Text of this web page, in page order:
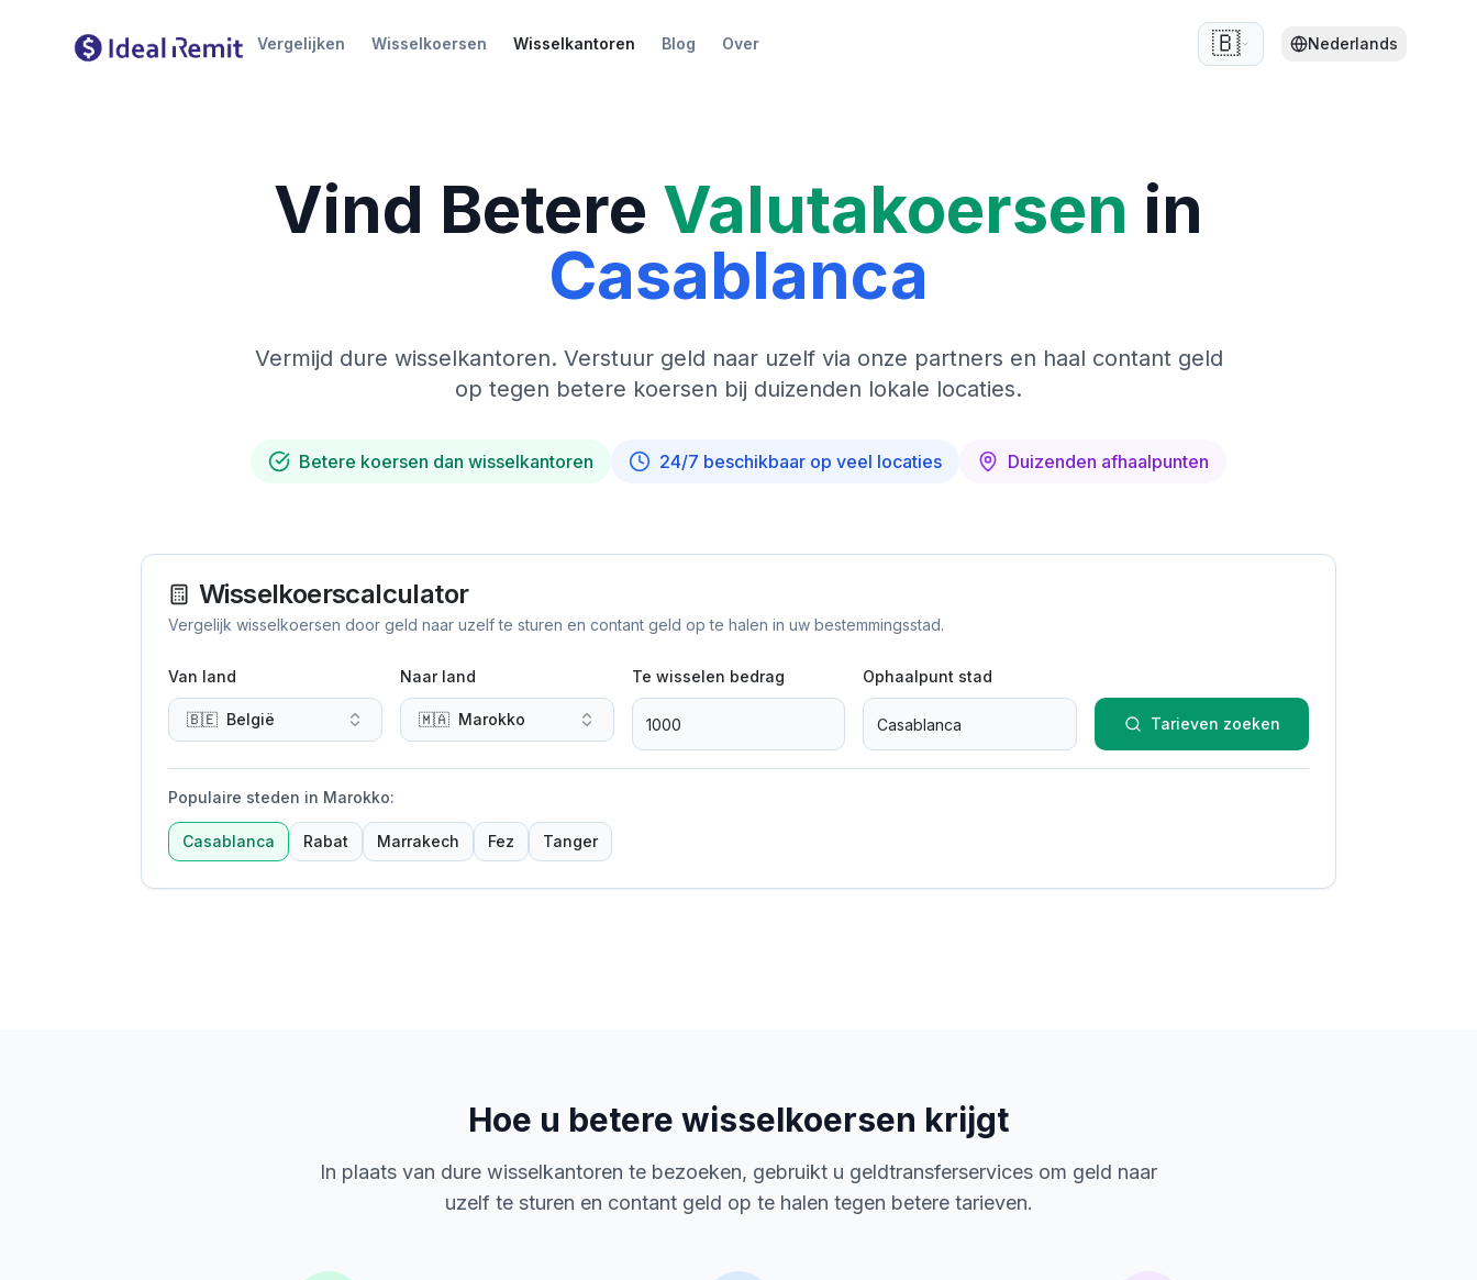
Vergelijken Wisselkoersen Wisselkantoren Blog Over 🇧🇪 Nederlands
Vind Betere Valutakoersen in
Casablanca
Vermijd dure wisselkantoren. Verstuur geld naar uzelf via onze partners en haal contant geld
op tegen betere koersen bij duizenden lokale locaties.
Betere koersen dan wisselkantoren 24/7 beschikbaar op veel locaties Duizenden afhaalpunten
Wisselkoerscalculator
Vergelijk wisselkoersen door geld naar uzelf te sturen en contant geld op te halen in uw bestemmingsstad.
Van land
🇧🇪 België
Naar land
🇲🇦 Marokko
Te wisselen bedrag Ophaalpunt stad
Tarieven zoeken
Populaire steden in Marokko:
Casablanca Rabat Marrakech Fez Tanger
Hoe u betere wisselkoersen krijgt
In plaats van dure wisselkantoren te bezoeken, gebruikt u geldtransferservices om geld naar
uzelf te sturen en contant geld op te halen tegen betere tarieven.